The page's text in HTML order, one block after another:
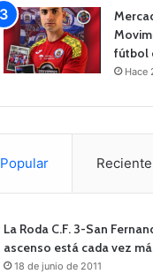
fútbol
Hace
Popular Reciente
La Roda C.F. 3-San
ascenso está cada vez
18 de junio de 2011